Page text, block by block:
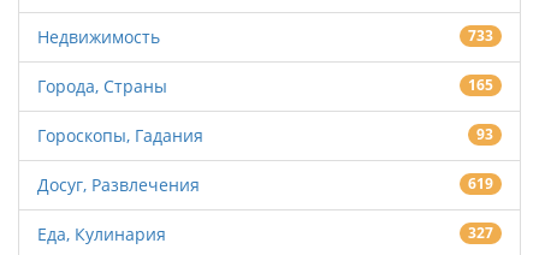
Недвижимость 733
Города, Страны 165
Гороскопы, Гадания 93
Досуг, Развлечения 619
Еда, Кулинария 327